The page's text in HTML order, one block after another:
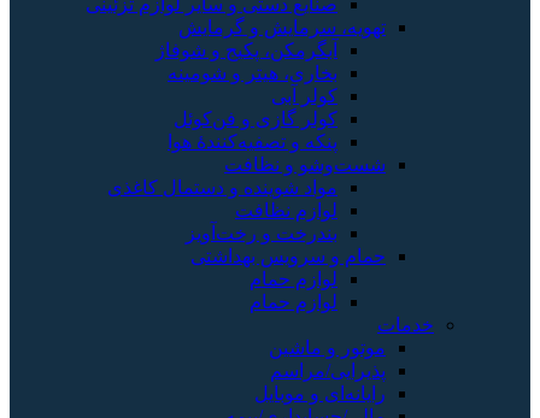
صنایع دستی و سایر لوازم تزئینی
تهویه، سرمایش و گرمایش
آبگرمکن، پکیج و شوفاژ
بخاری، هیتر و شومینه
کولر آبی
کولر گازی و فن‌کوئل
پنکه و تصفیه‌کنندهٔ هوا
شست‌وشو و نظافت
مواد شوینده و دستمال کاغذی
لوازم نظافت
بندرخت و رخت‌آویز
حمام و سرویس بهداشتی
لوازم حمام
لوازم حمام
خدمات
موتور و ماشین
پذیرایی/مراسم
رایانه‌ای و موبایل